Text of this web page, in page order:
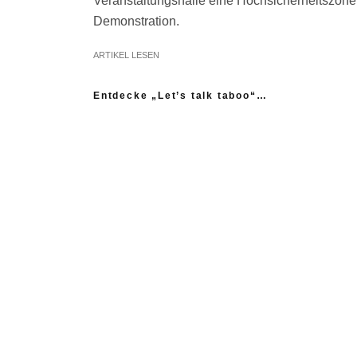
Demonstration.
ARTIKEL LESEN
Entdecke „Let’s talk taboo“…